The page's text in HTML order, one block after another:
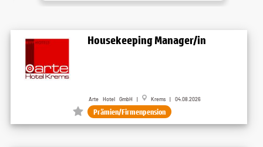
Housekeeping Manager/in
Arte Hotel GmbH | Krems | 04.08.2026
Prämien/Firmenpension